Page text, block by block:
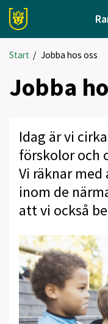
Start / Jobba hos oss
Jobba
Idag är vi
förskolor och
Vi räknar
inom de
att vi också